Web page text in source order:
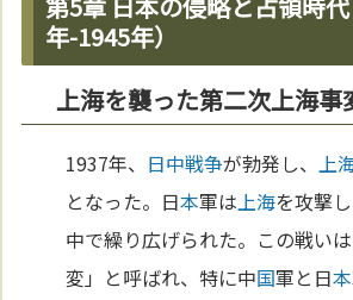
第5章 日本の侵略と占領時
年-1945年）
上海を襲った第二次上海事
1937年、 日中戦争が勃発し、上
となった。日本軍は上海を攻撃
中で繰り広げられた。この戦い
変」と呼ばれ、特に中国軍と日本